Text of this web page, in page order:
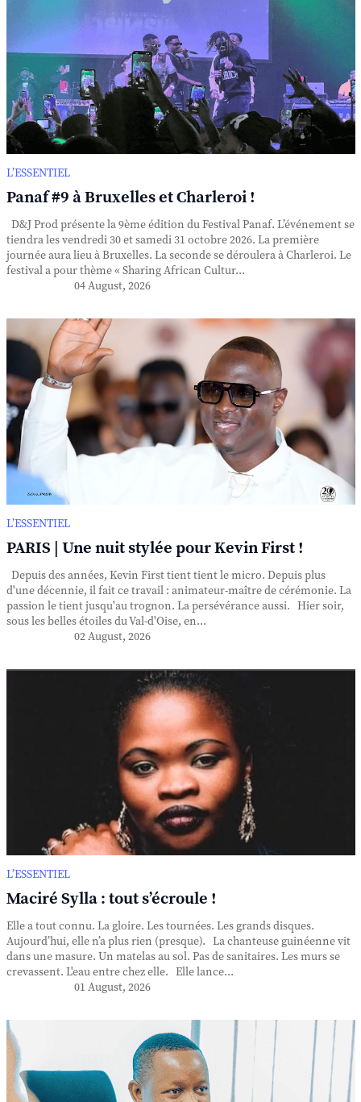
L’ESSENTIEL
Panaf #9 à Bruxelles et Charleroi !
D&J Prod présente la 9ème édition du Festival Panaf. L’événement se
tiendra les vendredi 30 et samedi 31 octobre 2026. La première
journée aura lieu à Bruxelles. La seconde se déroulera à Charleroi. Le
festival a pour thème « Sharing African Cultur...
04 August, 2026
L’ESSENTIEL
PARIS | Une nuit stylée pour Kevin First !
Depuis des années, Kevin First tient tient le micro. Depuis plus
d'une décennie, il fait ce travail : animateur-maître de cérémonie. La
passion le tient jusqu'au trognon. La persévérance aussi. Hier soir,
sous les belles étoiles du Val-d'Oise, en...
02 August, 2026
L’ESSENTIEL
Maciré Sylla : tout s’écroule !
Elle a tout connu. La gloire. Les tournées. Les grands disques.
Aujourd’hui, elle n’a plus rien (presque). La chanteuse guinéenne vit
dans une masure. Un matelas au sol. Pas de sanitaires. Les murs se
crevassent. L'eau entre chez elle. Elle lance...
01 August, 2026